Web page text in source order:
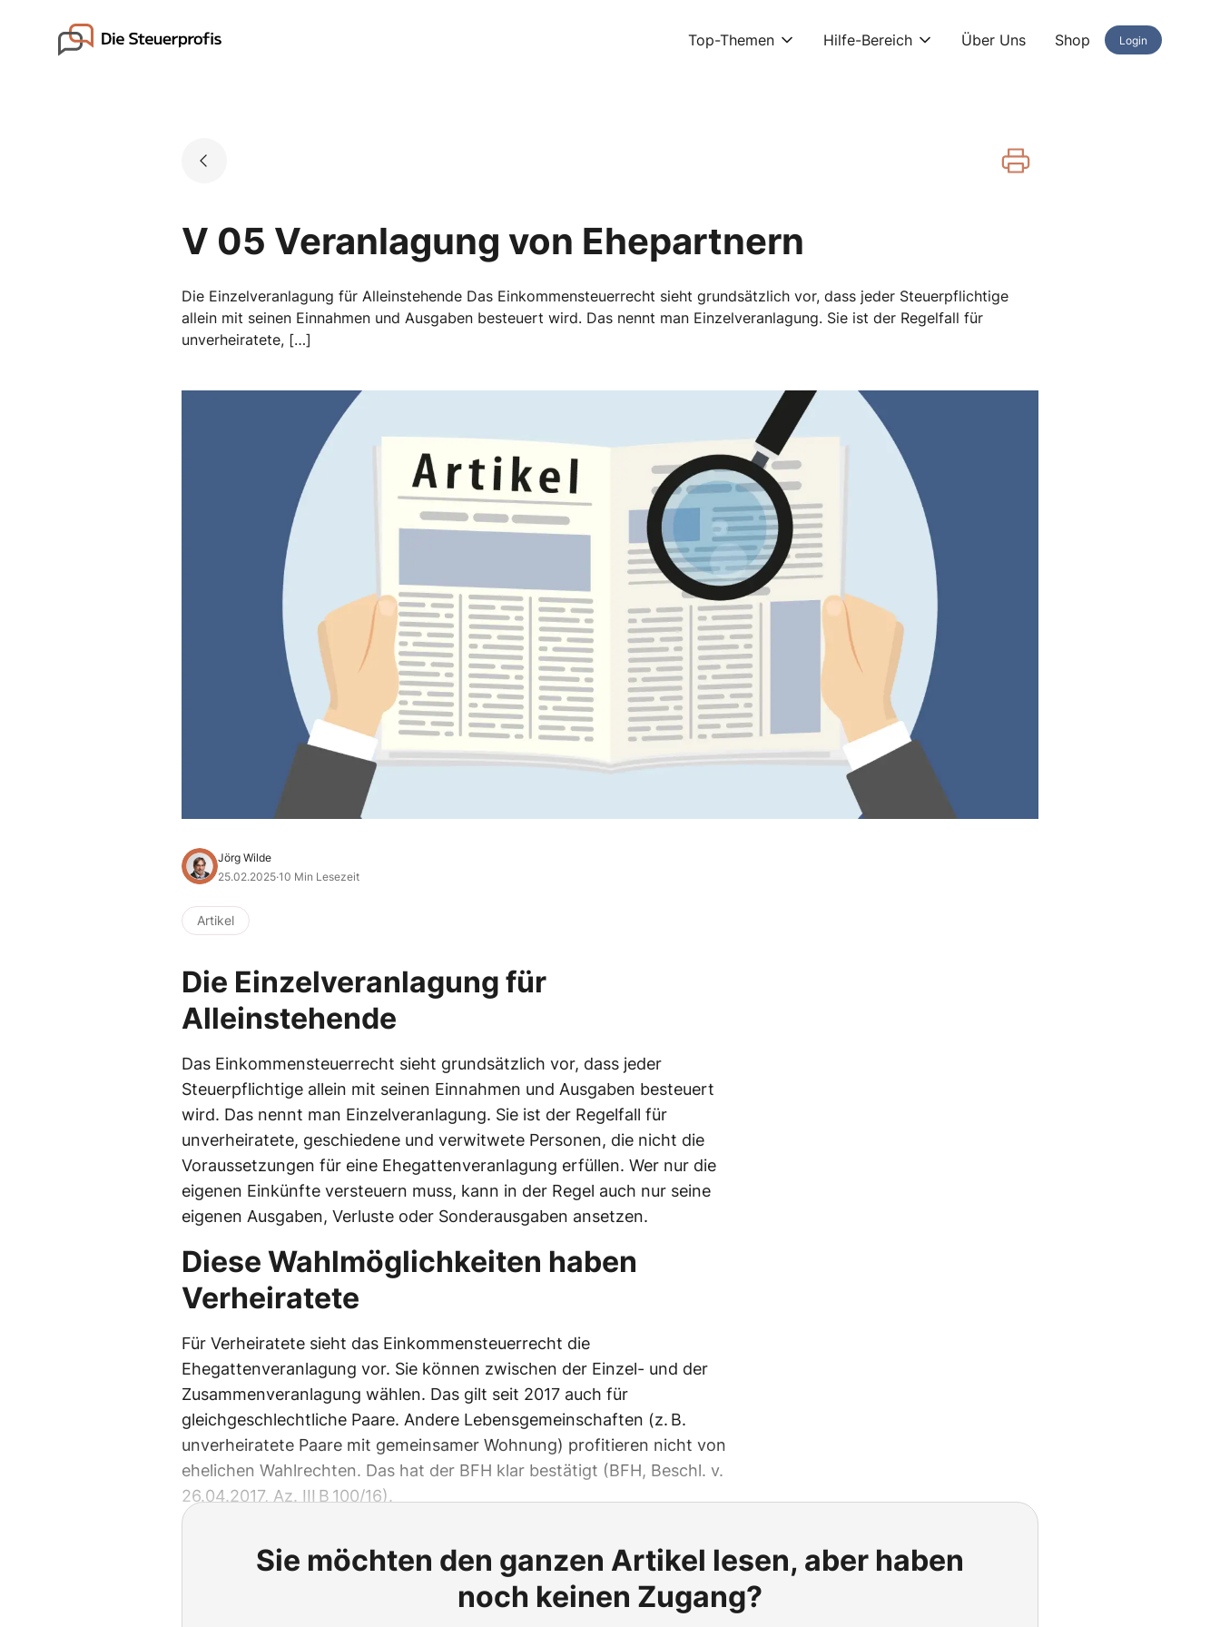
Go to landing page. Top-Themen Hilfe-Bereich Über Uns Shop Login
V 05 Veranlagung von Ehepartnern
Die Einzelveranlagung für Alleinstehende Das Einkommensteuerrecht sieht grundsätzlich vor, dass jeder Steuerpflichtige
allein mit seinen Einnahmen und Ausgaben besteuert wird. Das nennt man Einzelveranlagung. Sie ist der Regelfall für
unverheiratete, […]
Jörg Wilde
25.02.2025·10 Min Lesezeit
Artikel
Die Einzelveranlagung für
Alleinstehende
Das Einkommensteuerrecht sieht grundsätzlich vor, dass jeder
Steuerpflichtige allein mit seinen Einnahmen und Ausgaben besteuert
wird. Das nennt man Einzelveranlagung. Sie ist der Regelfall für
unverheiratete, geschiedene und verwitwete Personen, die nicht die
Voraussetzungen für eine Ehegattenveranlagung erfüllen. Wer nur die
eigenen Einkünfte versteuern muss, kann in der Regel auch nur seine
eigenen Ausgaben, Verluste oder Sonderausgaben ansetzen.
Diese Wahlmöglichkeiten haben
Verheiratete
Für Verheiratete sieht das Einkommensteuerrecht die
Ehegattenveranlagung vor. Sie können zwischen der Einzel- und der
Zusammenveranlagung wählen. Das gilt seit 2017 auch für
gleichgeschlechtliche Paare. Andere Lebensgemeinschaften (z. B.
unverheiratete Paare mit gemeinsamer Wohnung) profitieren nicht von
ehelichen Wahlrechten. Das hat der BFH klar bestätigt (BFH, Beschl. v.
26.04.2017, Az. III B 100/16).
Sie möchten den ganzen Artikel lesen, aber haben
noch keinen Zugang?